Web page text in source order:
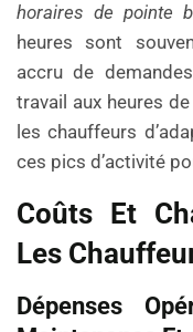
horaires de pointe
heures sont
accru de
travail aux heures
les chauffeurs
ces pics d’activité
Coûts Et
Les
Dépenses